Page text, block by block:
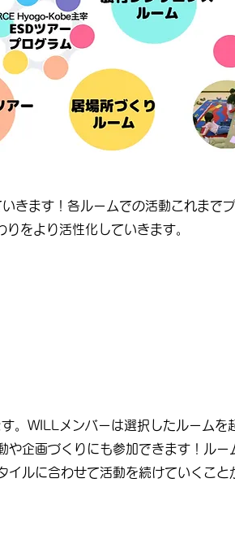
きます！各ルームでの活動これまで
をより活性化していきます。
。 WILLメンバーは選択したルームを
企画づくりにも参加できます！
ルー
ルに合わせて活動を続けていくこと